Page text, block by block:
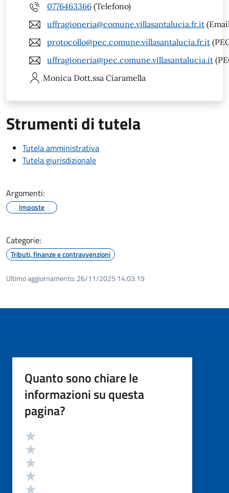
0776463366 (Telefono)
uffragioneria@comune.villasantalucia.fr.it
protocollo@pec.comune.villasantalucia.fr.it
uffragioneria@pec.comune.villasantalucia.it
Monica Dott.ssa Ciaramella
Strumenti di tutela
Tutela amministrativa
Tutela giurisdizionale
Argomenti:
Imposte
Categorie:
Tributi, finanze e contravvenzioni
Ultimo aggiornamento: 26/11/2025 14:03.19
Quanto sono chiare le
informazioni su questa
pagina?
Valutazione